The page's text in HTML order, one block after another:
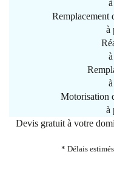
Remplacement
à
Motorisation
à
Devis gratuit à votre
* Délais